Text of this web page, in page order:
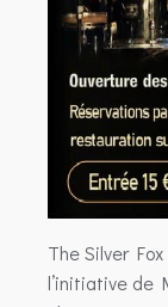
The Silver
l’initiative de